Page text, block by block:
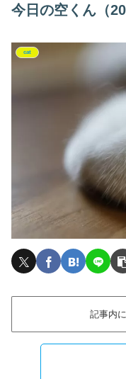
今日の空くん（
cat
記事内